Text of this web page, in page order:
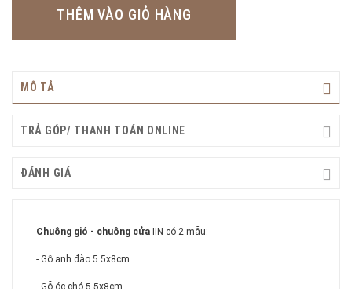
THÊM VÀO GIỎ HÀNG
MÔ TẢ
TRẢ GÓP/ THANH TOÁN ONLINE
ĐÁNH GIÁ
Chuông gió - chuông cửa IIN có 2 mẫu:
- Gỗ anh đào 5.5x8cm
- Gỗ óc chó 5.5x8cm